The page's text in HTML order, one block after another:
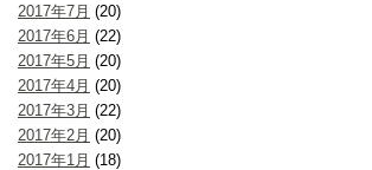
2017年7月 (20)
2017年6月 (22)
2017年5月 (20)
2017年4月 (20)
2017年3月 (22)
2017年2月 (20)
2017年1月 (18)